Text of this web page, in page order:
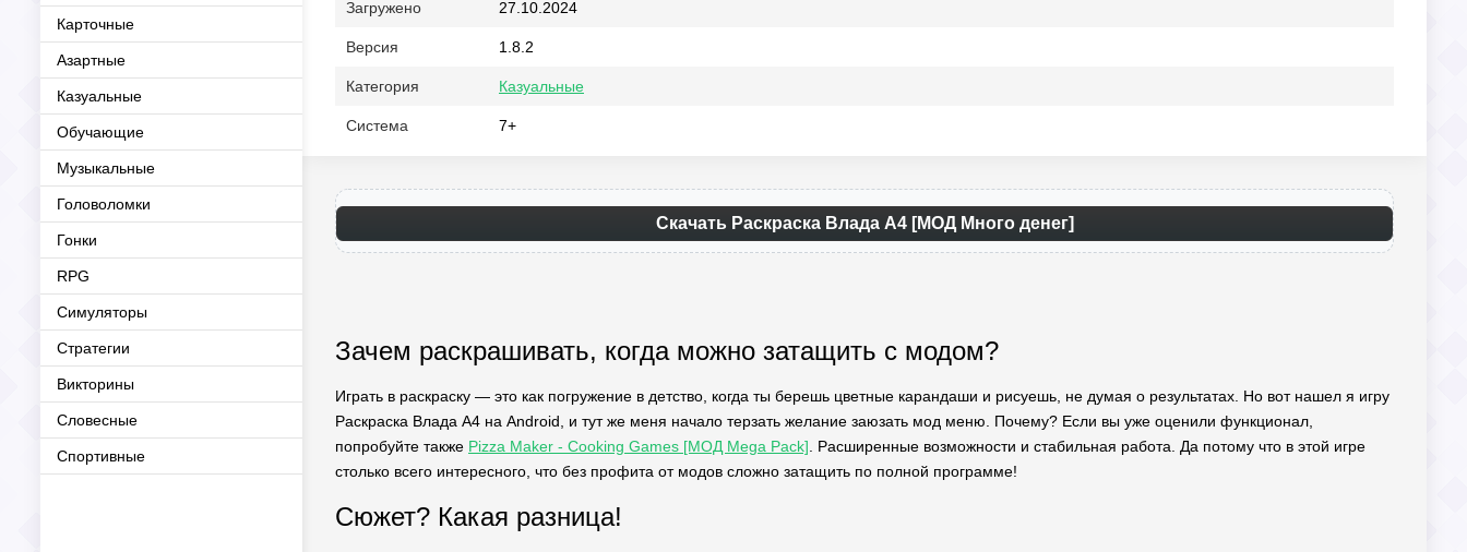
Карточные
Азартные
Казуальные
Обучающие
Музыкальные
Головоломки
Гонки
RPG
Симуляторы
Стратегии
Викторины
Словесные
Спортивные
Загружено 27.10.2024
Версия 1.8.2
Категория Казуальные
Система 7+
Скачать Раскраска Влада А4 [МОД Много денег]
Зачем раскрашивать, когда можно затащить с модом?
Играть в раскраску — это как погружение в детство, когда ты берешь цветные карандаши и рисуешь, не думая о результатах. Но вот нашел я игру
Раскраска Влада А4 на Android, и тут же меня начало терзать желание заюзать мод меню. Почему? Если вы уже оценили функционал,
попробуйте также Pizza Maker - Cooking Games [МОД Mega Pack] . Расширенные возможности и стабильная работа. Да потому что в этой игре
столько всего интересного, что без профита от модов сложно затащить по полной программе!
Сюжет? Какая разница!